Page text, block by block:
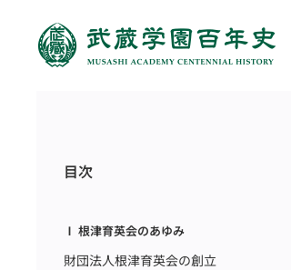
目次
Ⅰ 根津育英会のあゆみ
財団法人根津育英会の創立